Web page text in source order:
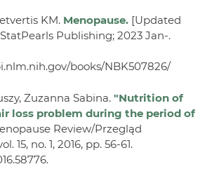
KM. Menopause. [Updated
StatPearls Publishing; 2023 Jan-.
books/NBK507826/
Zuzanna Sabina. "Nutrition of
loss problem during the period of
Review/Przegląd
15, no. 1, 2016, pp. 56-61.